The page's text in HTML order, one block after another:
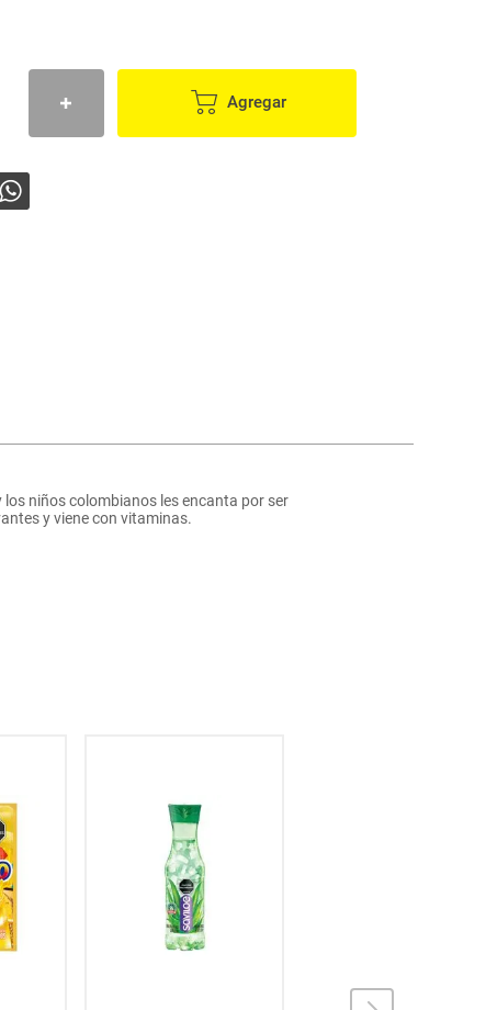
Agregar
niños colombianos les encanta por ser
y viene con vitaminas.